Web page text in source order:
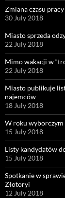
Zmiana czasu
30 July 2018
Miasto sprzeda
22 July 2018
Mimo wakacji w
22 July 2018
Miasto publikuje
najemców
18 July 2018
W roku wyborczym
15 July 2018
Listy kandydatów
15 July 2018
Spotkanie w
Złotoryi
12 July 2018